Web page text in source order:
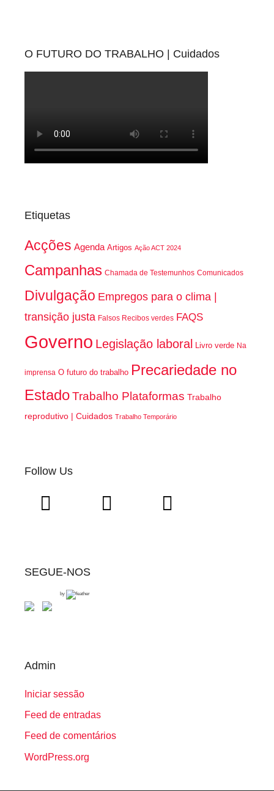
O FUTURO DO TRABALHO | Cuidados
Etiquetas
Acções Agenda Artigos Ação ACT 2024
Campanhas Chamada de Testemunhos Comunicados
Divulgação Empregos para o clima |
transição justa Falsos Recibos verdes FAQS
Governo Legislação laboral Livro verde Na
imprensa O futuro do trabalho Precariedade no
EstadoTrabalho Plataformas Trabalho
reprodutivo | Cuidados Trabalho Temporário
Follow Us
SEGUE-NOS
by
Admin
Iniciar sessão
Feed de entradas
Feed de comentários
WordPress.org